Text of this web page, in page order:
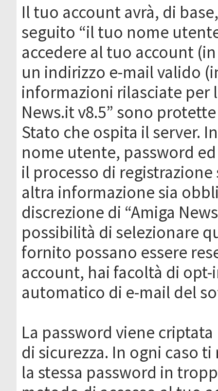
Il tuo account avrà, di
seguito “il tuo nome
accedere al tuo account
un indirizzo e-mail valido
informazioni rilasciate per
News.it v8.5” sono
Stato che ospita il server.
nome utente, password
il processo di registrazione
altra informazione sia
discrezione di “Amiga
possibilità di selezionare
fornito possano essere
account, hai facoltà di
automatico di e-mail del
La password viene
di sicurezza. In ogni caso
la stessa password in